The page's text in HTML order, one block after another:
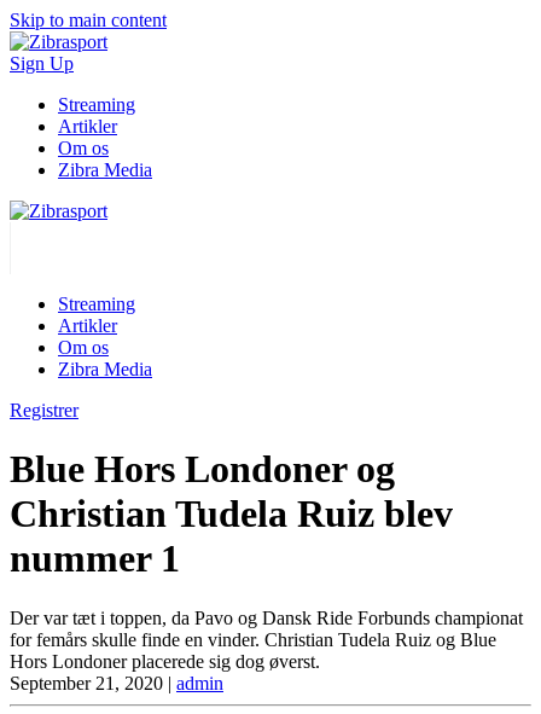
Skip to main content
Sign Up
Streaming
Artikler
Om os
Zibra Media
Streaming
Artikler
Om os
Zibra Media
Registrer
Blue Hors Londoner og
Christian Tudela Ruiz blev
nummer 1
Der var tæt i toppen, da Pavo og Dansk Ride Forbunds championat
for femårs skulle finde en vinder. Christian Tudela Ruiz og Blue
Hors Londoner placerede sig dog øverst.
September 21, 2020 | admin